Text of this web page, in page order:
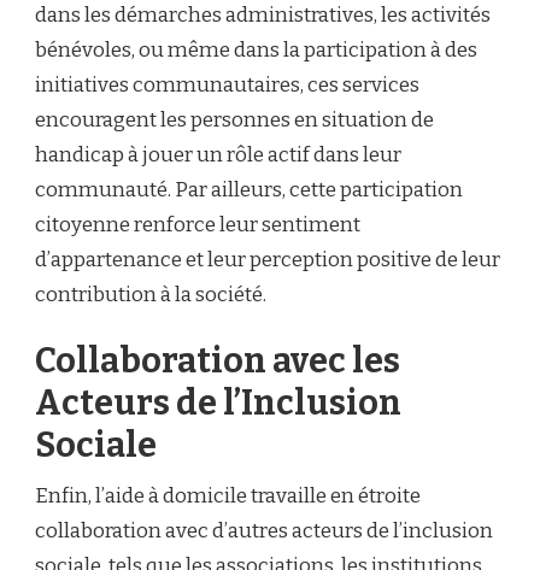
dans les démarches administratives, les activités
bénévoles, ou même dans la participation à des
initiatives communautaires, ces services
encouragent les personnes en situation de
handicap à jouer un rôle actif dans leur
communauté. Par ailleurs, cette participation
citoyenne renforce leur sentiment
d’appartenance et leur perception positive de leur
contribution à la société.
Collaboration avec les
Acteurs de l’Inclusion
Sociale
Enfin, l’aide à domicile travaille en étroite
collaboration avec d’autres acteurs de l’inclusion